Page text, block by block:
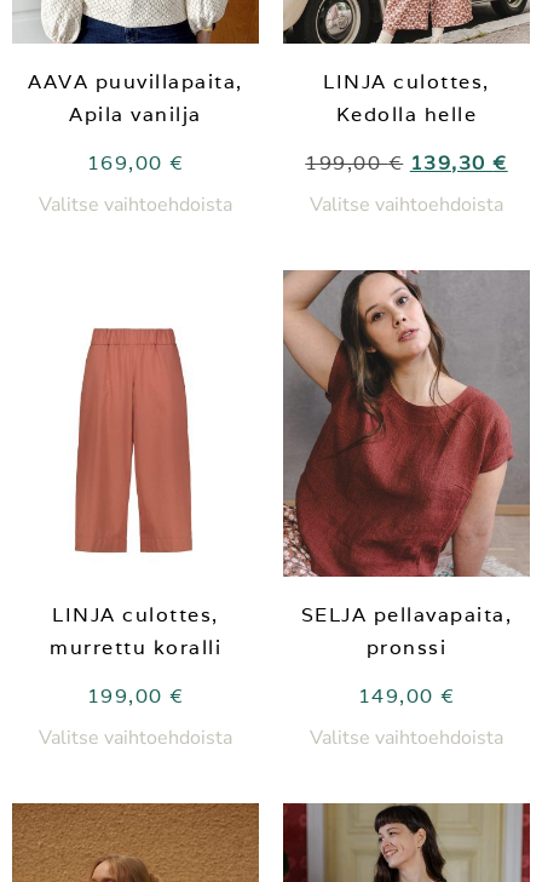
AAVA puuvillapaita,
Apila vanilja
169,00 €
Valitse vaihtoehdoista
LINJA culottes,
Kedolla helle
199,00€ 139,30€
Valitse vaihtoehdoista
LINJA culottes,
murrettu koralli
199,00 €
Valitse vaihtoehdoista
SELJA pellavapaita,
pronssi
149,00 €
Valitse vaihtoehdoista